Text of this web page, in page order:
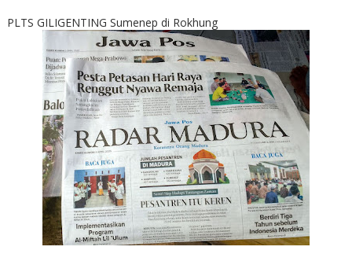
PLTS GILIGENTING Sumenep di Rokhung